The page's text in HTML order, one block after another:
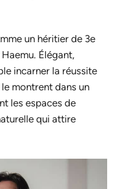
un héritier de 3e
Élégant,
incarner la réussite
montrent dans un
les espaces de
qui attire